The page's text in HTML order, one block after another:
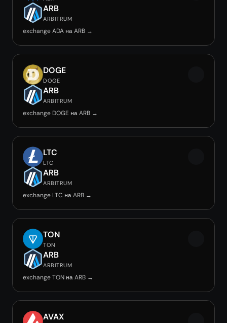
ARB
ARBITRUM
exchange ADA на ARB →
DOGE
DOGE
ARB
ARBITRUM
exchange DOGE на ARB →
LTC
LTC
ARB
ARBITRUM
exchange LTC на ARB →
TON
TON
ARB
ARBITRUM
exchange TON на ARB →
AVAX